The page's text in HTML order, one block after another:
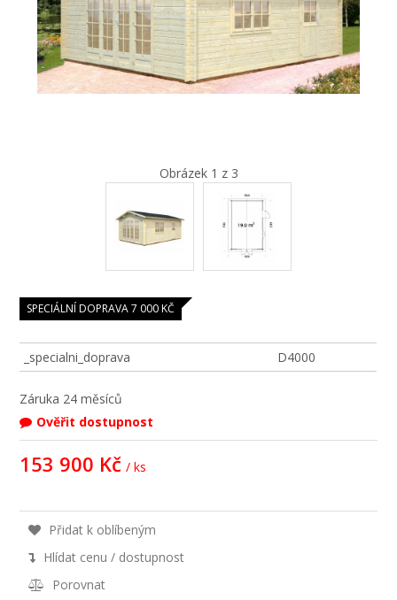
Obrázek 1 z 3
SPECIÁLNÍ DOPRAVA 7 000 KČ
_specialni_doprava D4000
Záruka 24 měsíců
Ověřit dostupnost
153 900 Kč / ks
Přidat k oblíbeným
Hlídat cenu / dostupnost
Porovnat